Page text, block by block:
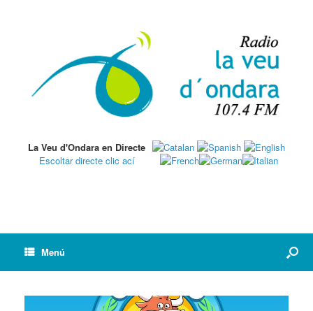
La Veu d'Ondara en Directe
Escoltar directe clic ací
Menú